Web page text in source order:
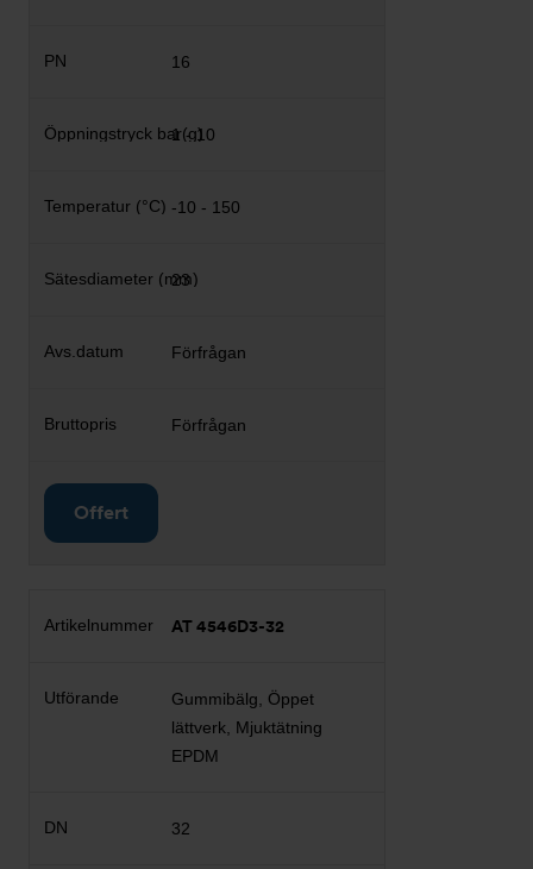
16
1 - 10
-10 - 150
23
Förfrågan
Förfrågan
Offert
AT 4546D3-32
Gummibälg, Öppet
lättverk, Mjuktätning
EPDM
32